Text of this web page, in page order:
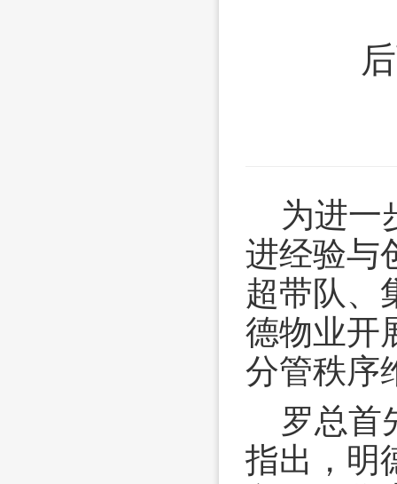
为进一
进经验与
超带队、
德物业开
分管秩序
罗总首
指出，明